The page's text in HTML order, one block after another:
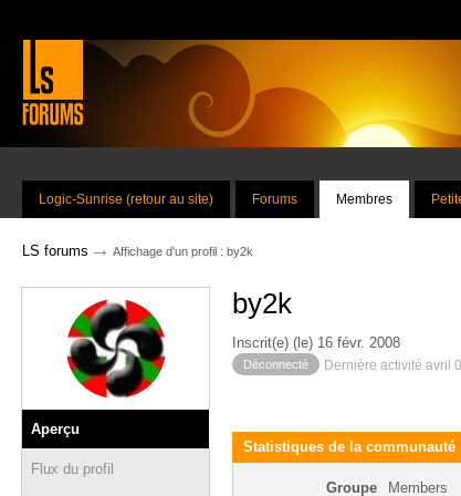
Logic-Sunrise (retour au site) Forums Membres
LS forums → Affichage d'un profil : by2k
Aperçu
Flux du profil
by2k
Inscrit(e) (le) 16 févr. 2008
Déconnecté Dernière activité avril
Statistiques de la communauté
Groupe Members